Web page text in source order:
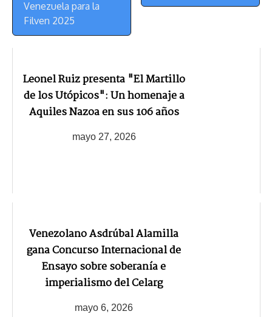
Venezuela para la
Filven 2025
Leonel Ruiz presenta "El Martillo
de los Utópicos": Un homenaje a
Aquiles Nazoa en sus 106 años
mayo 27, 2026
Venezolano Asdrúbal Alamilla
gana Concurso Internacional de
Ensayo sobre soberanía e
imperialismo del Celarg
mayo 6, 2026